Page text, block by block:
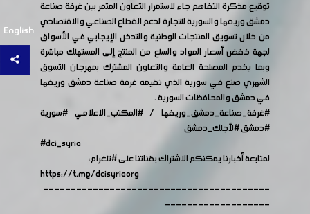
English
توقيع مذكرة التفاهم جاء لاستمرار التعاون المثمر بين غرفة صناعة
دمشق وريفها والسورية للتجارة لدعم القطاع الصناعي والاقتصادي
من خلال تسويق المنتجات الوطنية والتدخل الإيجابي في الأسواق
لجهة خفض أسعار المواد والسلع من المنتج إلى المستهلك مباشرة
وبما يخدم المصلحة العامة والتعاون المشترك بمهرجان التسوق
الشهري صنع في سورية الذي تقيمه غرفة صناعة دمشق وريفها
في دمشق والمحافظات السورية .
#غرفة_صناعة_دمشق_وريفها /#المكتب_الاعلامي #سورية
#دمشق#لأجلك_دمشق
#dci_syria
لمتابعة أخبارنا يمكنكم الاشتراك بقناتنا على#تلغرام:
https://t.me/dcisyriaorg
-----------------------------------------
-------------------